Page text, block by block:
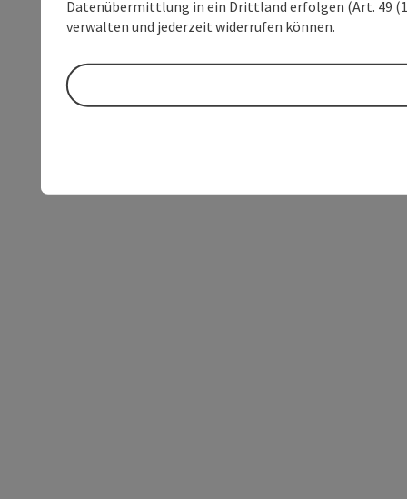
Datenübermittlung in ein Drittland erfolgen (Art. 49
verwalten und jederzeit widerrufen können.